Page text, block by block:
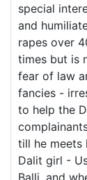
special
and
rapes over
times but is
fear of law
fancies -
to help the
till he meets
Dalit girl -
Balli, and